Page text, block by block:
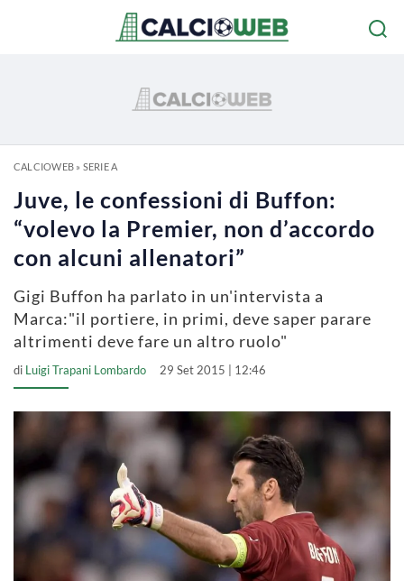
CALCIOWEB» SERIE A
Juve, le confessioni di Buffon:
“volevo la Premier, non d’accordo
con alcuni allenatori”
Gigi Buffon ha parlato in un'intervista a
Marca:"il portiere, in primi, deve saper parare
altrimenti deve fare un altro ruolo"
di Luigi Trapani Lombardo 29 Set 2015 | 12:46